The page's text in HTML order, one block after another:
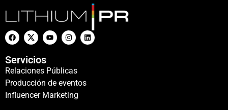
Servicios
Relaciones Públicas
Producción de eventos
Influencer Marketing